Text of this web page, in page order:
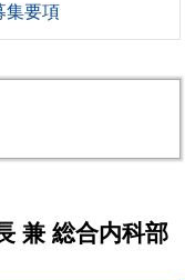
集要項
兼 総合内科部